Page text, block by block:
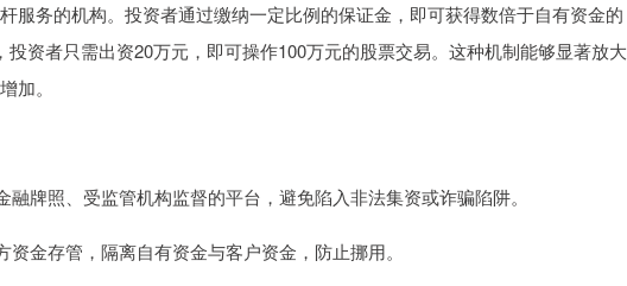
服务的机构。投资者通过缴纳一定比例的保证金，即可获得数倍于自有资金的
资者只需出资20万元，即可操作100万元的股票交易。这种机制能够显著放大
加。
牌照、受监管机构监督的平台，避免陷入非法集资或诈骗陷阱。
金存管，隔离自有资金与客户资金，防止挪用。